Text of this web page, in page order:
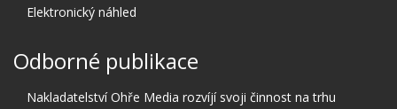
Elektronický náhled
Odborné publikace
Nakladatelství Ohře Media rozvíjí svoji činnost na trhu